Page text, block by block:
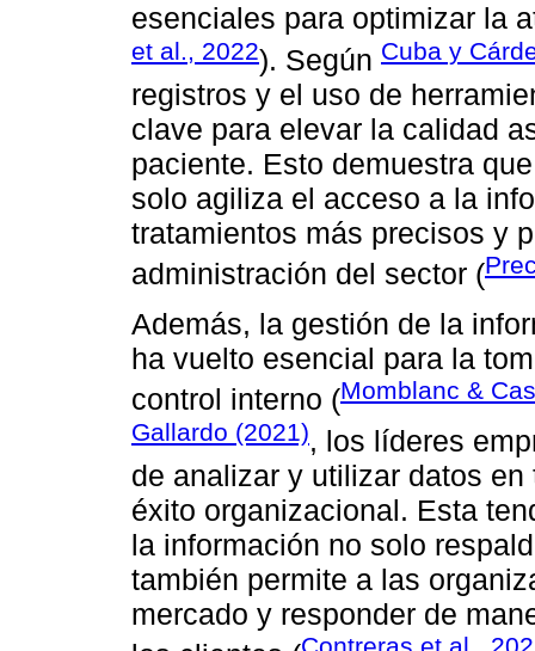
esenciales para optimizar la
et al., 2022). Según Cuba y
registros y el uso de
clave para elevar la calidad
paciente. Esto demuestra
solo agiliza el acceso a la
tratamientos más precisos y
administración del sector (
Además, la gestión de la
ha vuelto esencial para la
control interno (Momblanc &
Gallardo (2021), los líderes
de analizar y utilizar datos
éxito organizacional. Esta
la información no solo
también permite a las
mercado y responder de